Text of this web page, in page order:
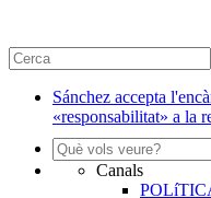
Sánchez accepta
«responsabilitat» a la
Canals